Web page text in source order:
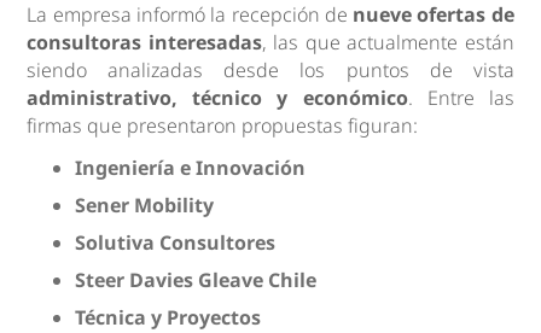
La empresa informó la recepción de nueve ofertas de
consultoras interesadas, las que actualmente están
siendo analizadas desde los puntos de vista
administrativo, técnico y económico. Entre las
firmas que presentaron propuestas figuran:
Ingeniería e Innovación
Sener Mobility
Solutiva Consultores
Steer Davies Gleave Chile
Técnica y Proyectos